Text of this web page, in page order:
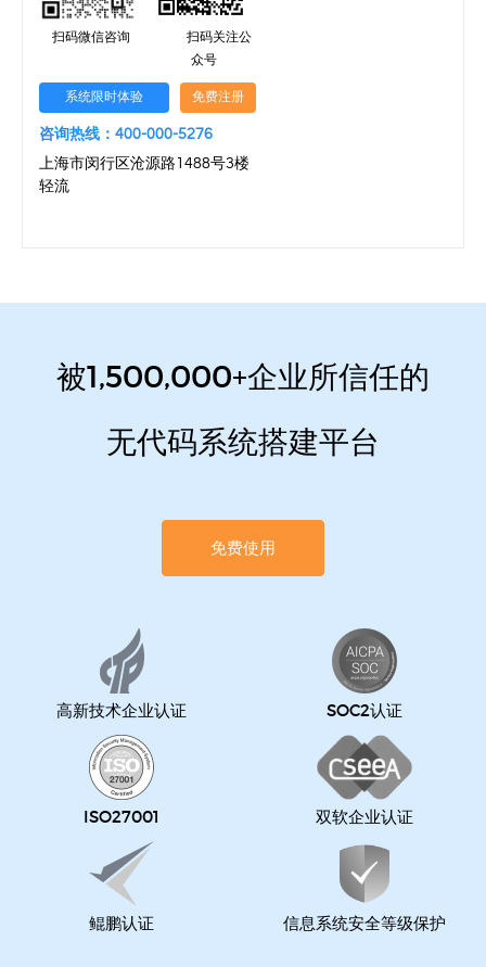
扫码微信咨询
扫码关注公
众号
系统限时体验 免费注册
咨询热线：400-000-5276
上海市闵行区沧源路1488号3楼
轻流
被1,500,000+企业所信任的
无代码系统搭建平台
免费使用
高新技术企业认证 SOC2认证
ISO27001 双软企业认证
鲲鹏认证 信息系统安全等级保护